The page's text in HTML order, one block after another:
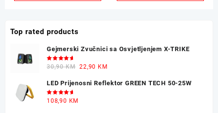
Top rated products
Gejmerski Zvučnici sa Osvjetljenjem X-TRIKE
Ocjenjeno
5.00 od 5
30,90KM Original
was:
22,90 KMCurrent
is:
LED Prijenosni Reflektor GREEN TECH 50-25W
Ocjenjeno
5.00od 5
108,90 KM